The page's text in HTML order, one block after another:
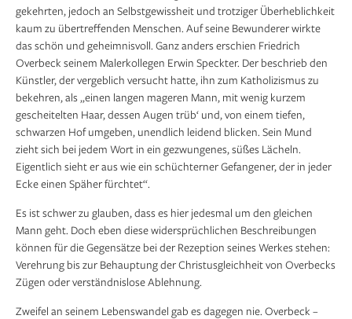
gekehrten, jedoch an Selbstgewissheit und trotziger Überheblichkeit
kaum zu übertreffenden Menschen. Auf seine Bewunderer wirkte
das schön und geheimnisvoll. Ganz anders erschien Friedrich
Overbeck seinem Malerkollegen Erwin Speckter. Der beschrieb den
Künstler, der vergeblich versucht hatte, ihn zum Katholizismus zu
bekehren, als „einen langen mageren Mann, mit wenig kurzem
gescheitelten Haar, dessen Augen trüb‘ und, von einem tiefen,
schwarzen Hof umgeben, unendlich leidend blicken. Sein Mund
zieht sich bei jedem Wort in ein gezwungenes, süßes Lächeln.
Eigentlich sieht er aus wie ein schüchterner Gefangener, der in jeder
Ecke einen Späher fürchtet“.
Es ist schwer zu glauben, dass es hier jedesmal um den gleichen
Mann geht. Doch eben diese widersprüchlichen Beschreibungen
können für die Gegensätze bei der Rezeption seines Werkes stehen:
Verehrung bis zur Behauptung der Christusgleichheit von Overbecks
Zügen oder verständnislose Ablehnung.
Zweifel an seinem Lebenswandel gab es dagegen nie. Overbeck –